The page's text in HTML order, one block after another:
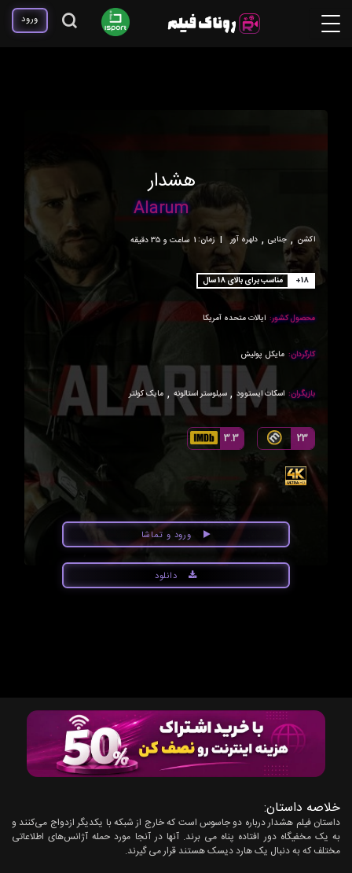
ورود
هشدار
Alarum
اکشن , جنایی , دلهره آور | زمان: 1ساعت و 35 دقیقه
+18 مناسب برای بالای 18 سال
محصول کشور: ایالات متحده آمریکا
کارگردان: مایکل پولیش
بازیگران: اسکات ایستوود , سیلوستر استالونه , مایک کولتر
23
3.3
ورود و تماشا
دانلود
خلاصه داستان:
داستان فیلم هشدار درباره دو جاسوس است که خارج از شبکه با یکدیگر ازدواج می‌کنند و
به یک مخفیگاه دور افتاده پناه می برند. آنها در آنجا مورد حمله آژانس‌های اطلاعاتی
مختلف که به دنبال یک هارد دیسک هستند قرار می گیرند.